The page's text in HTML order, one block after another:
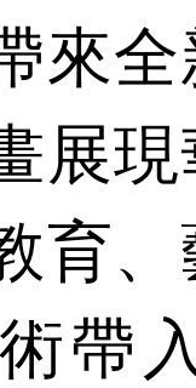
來
展
育
帶